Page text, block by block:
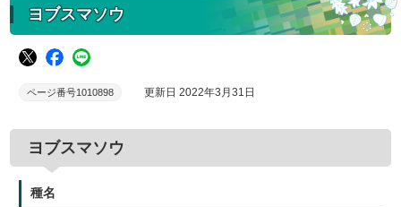
ヨブスマソウ
ページ番号1010898 更新日 2022年3月31日
ヨブスマソウ
種名